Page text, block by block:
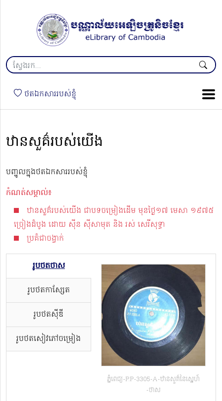
ថតឯកសាររបស់ខ្ញុំ
ឋានសួគ៌របស់យើង
បញ្ចូលក្នុងថតឯកសាររបស់ខ្ញុំ
កំណត់សម្គាល់៖
ឋានសួគ៌របស់យើង ជាបទចម្រៀងដើម មុនថ្ងៃ១៧ មេសា ១៩៧៥
ច្រៀងដំបូង ដោយ ស៊ីន ស៊ីសាមុត និង រស់ សេរីសុទ្ធា
ប្រគំជាចង្វាក់
រូបថតថាស
រូបថតកាសែ្សត
រូបថតស៊ីឌី
រូបថតសៀវភៅចម្រៀង
ភ្នំពេជ្យ-P.P-3305-A-ឋានសួគ៌នៃស្នេហ៍​
-ថាស